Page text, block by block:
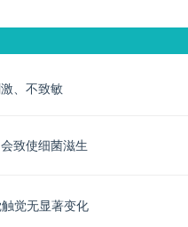
、不致敏
觉无显著变化
致使细菌滋生